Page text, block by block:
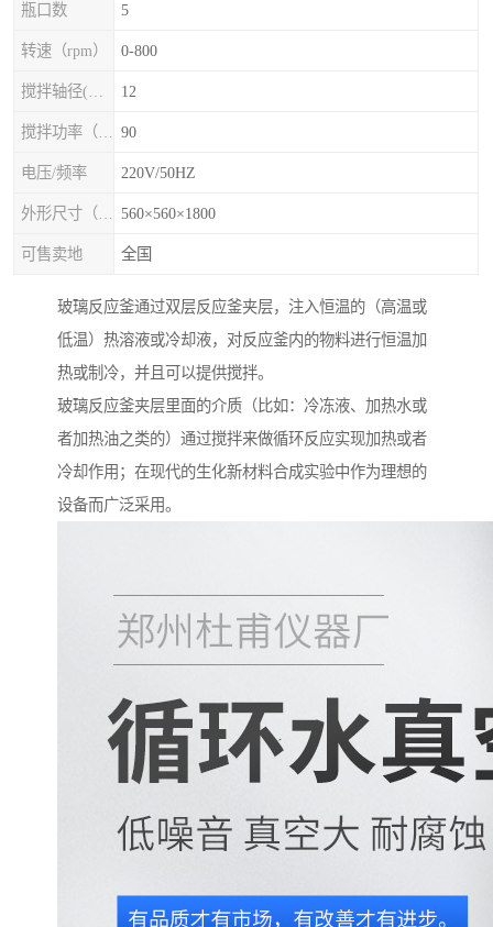
瓶口数 5
转速（rpm） 0-800
12
90
电压/频率 220V/50HZ
560×560×1800
可售卖地 全国
玻璃反应釜通过双层反应釜夹层，注入恒温的（高温或
低温）热溶液或冷却液，对反应釜内的物料进行恒温加
热或制冷，并且可以提供搅拌。
玻璃反应釜夹层里面的介质（比如：冷冻液、加热水或
者加热油之类的）通过搅拌来做循环反应实现加热或者
冷却作用；在现代的生化新材料合成实验中作为理想的
设备而广泛采用。